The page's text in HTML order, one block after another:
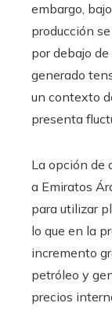
embargo,
producción
por debajo
generado
un contexto
presenta
La opción de
a Emiratos
para utilizar
lo que en la
incremento
petróleo y
precios